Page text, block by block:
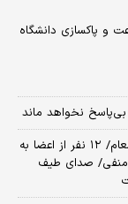
و پاکسازی دانشگاه
نخواهد ماند
اظهارات جدید معاون پزشکیان درباره تصمیم‌گیری شعام/ ۱۲ نفر از اعضا به
منفی/ صدای طیف